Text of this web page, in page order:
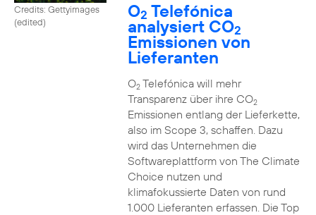
Credits: Gettyimages
(edited)
O2 Telefónica
analysiert CO2
Emissionen von
Lieferanten
O2Telefónica will mehr
Transparenz über ihre CO2
Emissionen entlang der Lieferkette,
also im Scope 3, schaffen. Dazu
wird das Unternehmen die
Softwareplattform von The Climate
Choice nutzen und
klimafokussierte Daten von rund
1.000 Lieferanten erfassen. Die Top